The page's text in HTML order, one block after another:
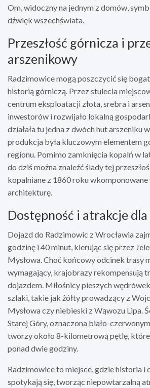
Om, widoczny na jednym z domów,
dźwięk wszechświata.
Przeszłość górnicza i
arszenikowy
Radzimowice mogą poszczycić się
historią górniczą. Przez stulecia
centrum eksploatacji złota, srebra i
inwestorów i rozwijało lokalną
działała tu jedna z dwóch hut arszeniku
produkcja była kluczowym elementem
regionu. Pomimo zamknięcia kopalń w
do dziś można znaleźć ślady tej
kopalniane z 1860 roku wkomponowane
architekturę.
Dostępność i atrakcje
Dojazd do Radzimowic z Wrocławia
godzinę i 40 minut, kierując się przez
Mysłowa. Choć końcowy odcinek trasy
wymagający, krajobrazy rekompensują
dojazdem. Miłośnicy pieszych
szlaki, takie jak żółty prowadzący z
Mysłowa czy niebieski z Wąwozu Lipa.
Starej Góry, oznaczona biało-
tworzy około 8-kilometrową pętlę,
ponad dwie godziny.
Radzimowice to miejsce, gdzie historia i
spotykają się, tworząc niepowtarzalną